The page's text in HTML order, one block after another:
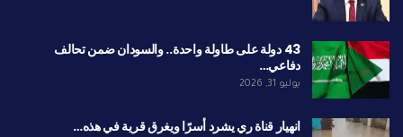
43 دولة على طاولة واحدة.. والسودان ضمن تحالف
دفاعي…
يوليو 31, 2026
انهيار قناة ري يشرد أسرًا ويغرق قرية في هذه…